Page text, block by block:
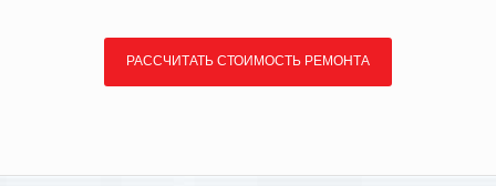
РАССЧИТАТЬ СТОИМОСТЬ РЕМОНТА